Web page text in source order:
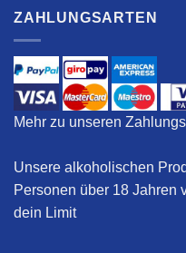
ZAHLUNGSARTEN
Mehr zu unseren
Unsere alkoholischen
Personen über 18 Jahren
dein Limit